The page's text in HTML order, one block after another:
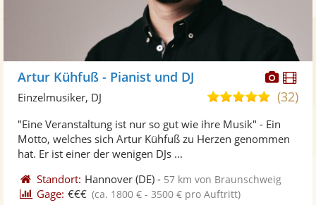
Fotos
Artur Kühfuß - Pianist und DJ
5,0
5
(32)
Einzelmusiker, DJ
"Eine Veranstaltung ist nur so gut wie ihre Musik" - Ein
Motto, welches sich Artur Kühfuß zu Herzen genommen
hat. Er ist einer der wenigen DJs ...
Standort: Hannover (DE) - 57 km von Braunschweig
Gage: €€€ (ca. 1800 € - 3500 € pro Auftritt)